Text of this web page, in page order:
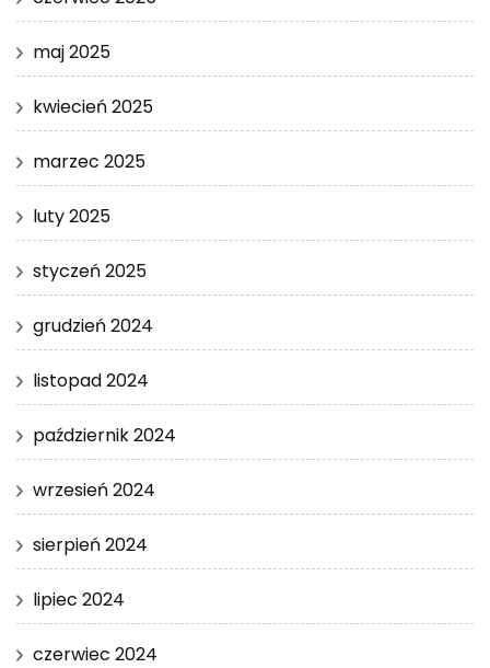
maj 2025
kwiecień 2025
marzec 2025
luty 2025
styczeń 2025
grudzień 2024
listopad 2024
październik 2024
wrzesień 2024
sierpień 2024
lipiec 2024
czerwiec 2024